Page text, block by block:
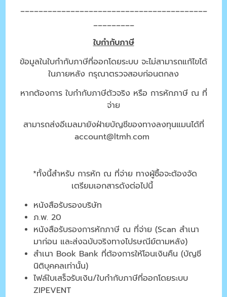
_________________________________________
_________
ใบกำกับภาษี
ข้อมูลในใบกำกับภาษีที่ออกโดยระบบ จะไม่สามารถแก้ไขได้
ในภายหลัง กรุณาตรวจสอบก่อนตกลง
หากต้องการ ใบกำกับภาษีตัวจริง หรือ การหักภาษี ณ ที่
จ่าย
สามารถส่งอีเมลมายังฝ่ายบัญชีของทางลงทุนแมนได้ที่
account@ltmh.com
*ทั้งนี้สำหรับ การหัก ณ ที่จ่าย ทางผู้ซื้อจะต้องจัด
เตรียมเอกสารดังต่อไปนี้
หนังสือรับรองบริษัท
ภ.พ. 20
หนังสือรับรองการหักภาษี ณ ที่จ่าย (Scan สำเนา
มาก่อน และส่งฉบับจริงทางไปรษณีย์ตามหลัง)
สำเนา Book Bank ที่ต้องการให้โอนเงินคืน (บัญชี
นิติบุคคลเท่านั้น)
ไฟล์ใบเสร็จรับเงิน/ใบกำกับภาษีที่ออกโดยระบบ
ZIPEVENT